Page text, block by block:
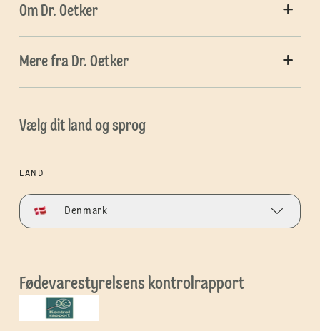
Om Dr. Oetker
Mere fra Dr. Oetker
Vælg dit land og sprog
LAND
Denmark
Fødevarestyrelsens kontrolrapport